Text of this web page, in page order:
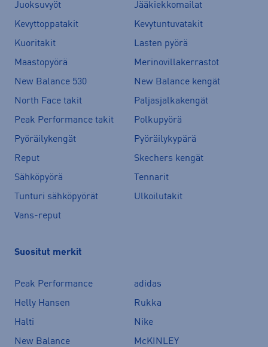
Juoksuvyöt
Jääkiekkomailat
Kevyttoppatakit
Kevytuntuvatakit
Kuoritakit
Lasten pyörä
Maastopyörä
Merinovillakerrastot
New Balance 530
New Balance kengät
North Face takit
Paljasjalkakengät
Peak Performance takit
Polkupyörä
Pyöräilykengät
Pyöräilykypärä
Reput
Skechers kengät
Sähköpyörä
Tennarit
Tunturi sähköpyörät
Ulkoilutakit
Vans-reput
Suositut merkit
Peak Performance
adidas
Helly Hansen
Rukka
Halti
Nike
New Balance
McKINLEY